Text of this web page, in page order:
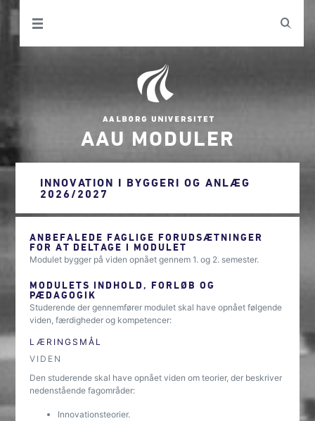
AAU MODULER
INNOVATION I BYGGERI OG ANLÆG
2026/2027
ANBEFALEDE FAGLIGE FORUDSÆTNINGER
FOR AT DELTAGE I MODULET
Modulet bygger på viden opnået gennem 1. og 2. semester.
MODULETS INDHOLD, FORLØB OG
PÆDAGOGIK
Studerende der gennemfører modulet skal have opnået følgende
viden, færdigheder og kompetencer:
LÆRINGSMÅL
VIDEN
Den studerende skal have opnået viden om teorier, der beskriver
nedenstående fagområder:
Innovationsteorier.